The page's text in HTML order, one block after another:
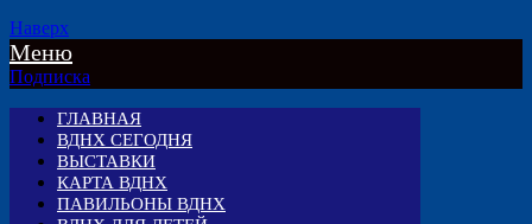
Наверх
Меню
Подписка
ГЛАВНАЯ
ВДНХ СЕГОДНЯ
ВЫСТАВКИ
КАРТА ВДНХ
ПАВИЛЬОНЫ ВДНХ